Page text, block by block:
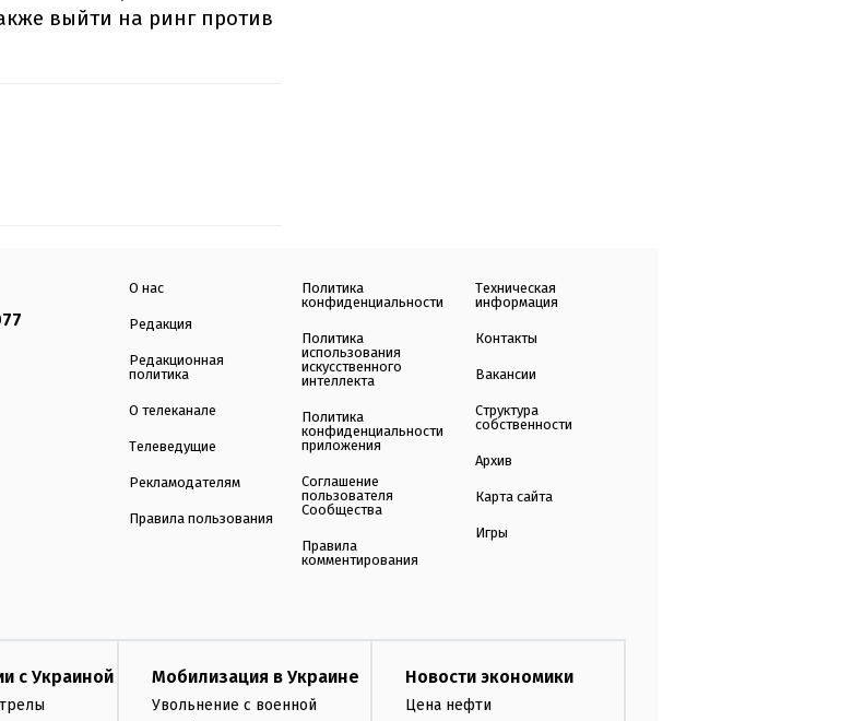
выйти на ринг против
О нас
Редакция
Редакционная
политика
О телеканале
Телеведущие
Рекламодателям
Правила пользования
Политика
конфиденциальности
Политика
использования
искусственного
интеллекта
Политика
конфиденциальности
приложения
Соглашение
пользователя
Сообщества
Правила
комментирования
Техническая
информация
Контакты
Вакансии
Структура
собственности
Архив
Карта сайта
Игры
с Украиной Мобилизация в Украине
Увольнение с военной
Новости экономики
Цена нефти